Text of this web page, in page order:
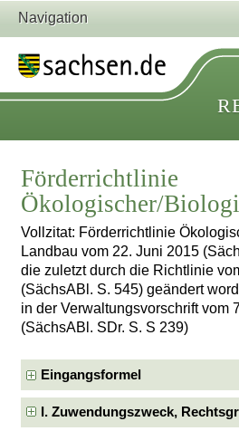
Navigation
Förderrichtlinie
Ökologischer/
Vollzitat: Förderrichtlinie
Landbau vom 22. Juni 2015
die zuletzt durch die Richtlinie
(SächsABl. S. 545) geändert
in der Verwaltungsvorschrift vom
(SächsABl. SDr. S. S 239)
Eingangsformel
I. Zuwendungszweck,